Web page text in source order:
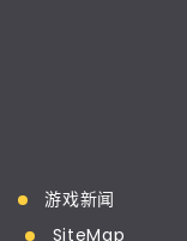
游戏新闻
SiteMap